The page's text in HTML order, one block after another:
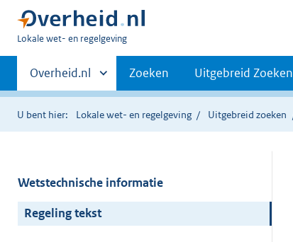
U
hier:
Lokale wet- en regelgeving
Primaire
navigatie
Andere
sites
binnen
Overheid.nl Zoeken Uitgebreid Zoeken
U bent hier: Lokale wet- en regelgeving Uitgebreid zoeken
Wetstechnische informatie
Regeling tekst